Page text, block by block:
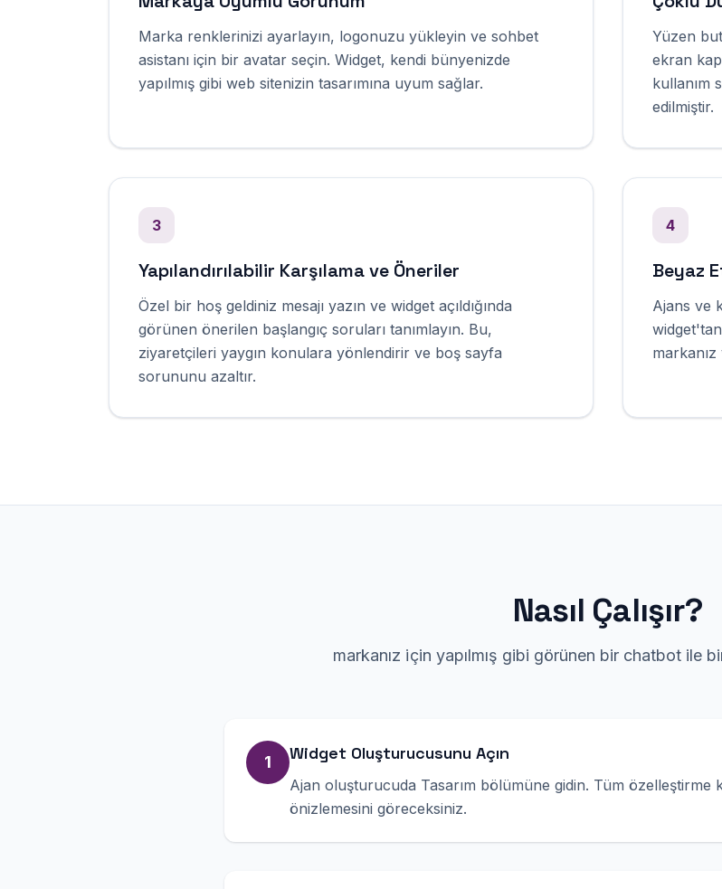
Marka renklerinizi ayarlayın, logonuzu yükleyin ve sohbet
asistanı için bir avatar seçin. Widget, kendi bünyenizde
yapılmış gibi web sitenizin tasarımına uyum sağlar.
Yüzen
ekran
kullanım
edilmiştir.
3
Yapılandırılabilir Karşılama ve Öneriler
Özel bir hoş geldiniz mesajı yazın ve widget açıldığında
görünen önerilen başlangıç soruları tanımlayın. Bu,
ziyaretçileri yaygın konulara yönlendirir ve boş sayfa
sorununu azaltır.
4
Beyaz
Ajans ve
markanız
Nasıl Çalışır?
markanız i̇çin yapılmış gibi görünen bir chatbot ile
1 Widget Oluşturucusunu Açın
Ajan oluşturucuda Tasarım bölümüne gidin. Tüm özelleştirme
önizlemesini göreceksiniz.